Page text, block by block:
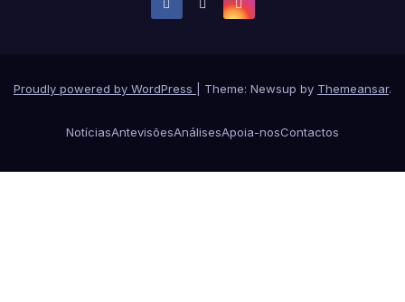
Proudly powered by WordPress Theme: Newsup by Themeansar.
NotíciasAntevisõesAnálisesApoia-nosContactos